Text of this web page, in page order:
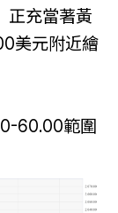
正充當著黃
美元附近繪
60.00範圍